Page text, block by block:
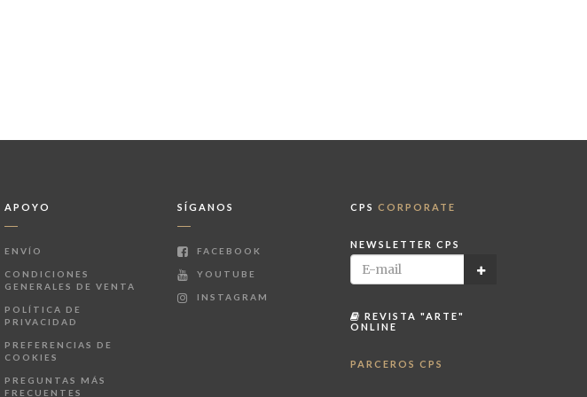
APOYO
ENVÍO
CONDICIONES
GENERALES DE VENTA
POLÍTICA DE
PRIVACIDAD
PREFERENCIAS DE
COOKIES
PREGUNTAS MÁS
FRECUENTES
SÍGANOS
FACEBOOK
YOUTUBE
INSTAGRAM
CPS CORPORATE
NEWSLETTER CPS
REVISTA "ARTE"
ONLINE
PARCEROS CPS